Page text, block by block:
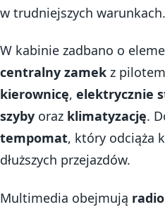
w trudniejszych warunkach.
W kabinie zadbano o
centralny zamek z
kierownicę, elektrycznie
szyby oraz klimatyzację.
tempomat, który odciąża
dłuższych przejazdów.
Multimedia obejmują